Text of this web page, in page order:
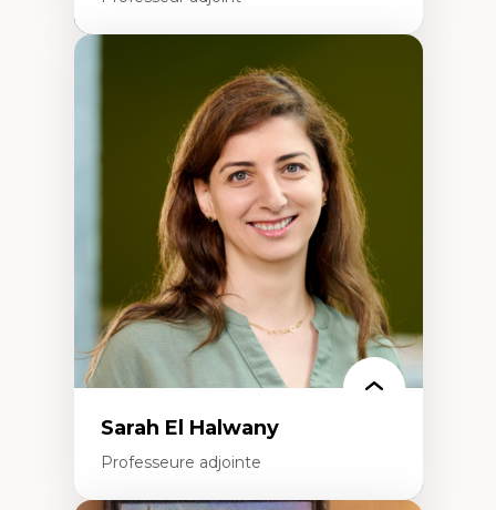
Fragmentation des auditoires médiatiques
Analyse multi-plateforme des auditoires
médiatiques
Analyse des comportements numériques à
travers les données massives et l’IA
Recherche quantitative et qualitative sur
les auditoires médiatiques
Épistémologie des techniques de recherche
numérique et l’IA
Théorie des droits de la personne
La pensée politique d’Hannah Arendt
La pensée politique à l’ère numérique
Justice internationale et normes
internationales
Sarah El Halwany
Professeure adjointe